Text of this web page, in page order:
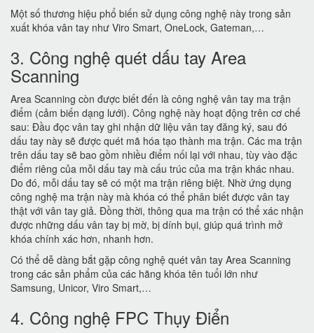
Một số thương hiệu phổ biến sử dụng công nghệ này trong sản
xuất khóa vân tay như Viro Smart, OneLock, Gateman,…
3. Công nghệ quét dấu tay Area
Scanning
Area Scanning còn được biết đến là công nghệ vân tay ma trận
điểm (cảm biến dạng lưới). Công nghệ này hoạt động trên cơ chế
sau: Đầu đọc vân tay ghi nhận dữ liệu vân tay đăng ký, sau đó
dấu tay này sẽ được quét mã hóa tạo thành ma trận. Các ma trận
trên dấu tay sẽ bao gồm nhiều điểm nối lại với nhau, tùy vào đặc
điểm riêng của mỗi dấu tay mà cấu trúc của ma trận khác nhau.
Do đó, mỗi dấu tay sẽ có một ma trận riêng biệt. Nhờ ứng dụng
công nghệ ma trận này mà khóa có thể phân biết được vân tay
thật với vân tay giả. Đồng thời, thông qua ma trận có thể xác nhận
được những dấu vân tay bị mờ, bị dính bụi, giúp quá trình mở
khóa chính xác hơn, nhanh hơn.
Có thể dễ dàng bắt gặp công nghệ quét vân tay Area Scanning
trong các sản phẩm của các hãng khóa tên tuổi lớn như
Samsung, Unicor, Viro Smart,…
4. Công nghệ FPC Thụy Điển